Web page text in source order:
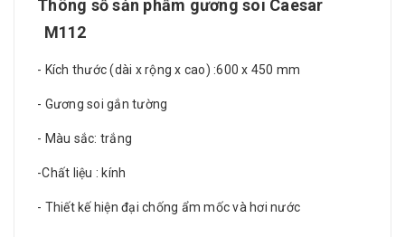
Thông số sản phẩm gương soi Caesar
M112
- Kích thước (dài x rộng x cao) :600 x 450 mm
- Gương soi gắn tường
- Màu sắc: trắng
-Chất liệu : kính
- Thiết kế hiện đại chống ẩm mốc và hơi nước